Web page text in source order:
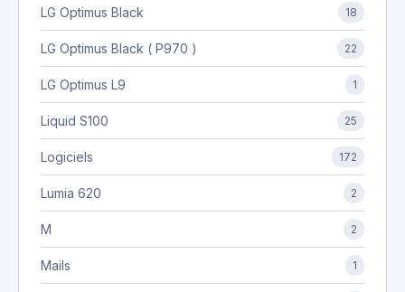
LG Optimus Black 18
LG Optimus Black ( P970 ) 22
LG Optimus L9 1
Liquid S100 25
Logiciels 172
Lumia 620 2
M 2
Mails 1